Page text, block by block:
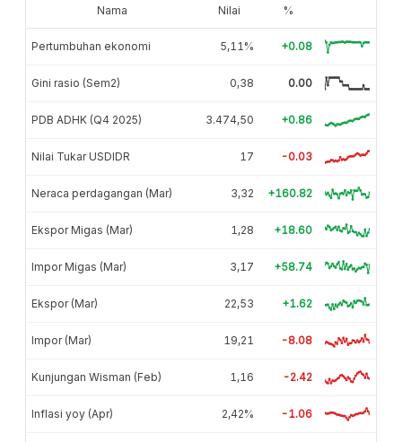
Nama Nilai %
Pertumbuhan ekonomi 5,11% +0.08
Gini rasio (Sem2) 0,38 0.00
PDB ADHK (Q4 2025) 3.474,50 +0.86
Nilai Tukar USDIDR 17 -0.03
Neraca perdagangan (Mar) 3,32 +160.82
Ekspor Migas (Mar) 1,28 +18.60
Impor Migas (Mar) 3,17 +58.74
Ekspor (Mar) 22,53 +1.62
Impor (Mar) 19,21 -8.08
Kunjungan Wisman (Feb) 1,16 -2.42
Inflasi yoy (Apr) 2,42% -1.06